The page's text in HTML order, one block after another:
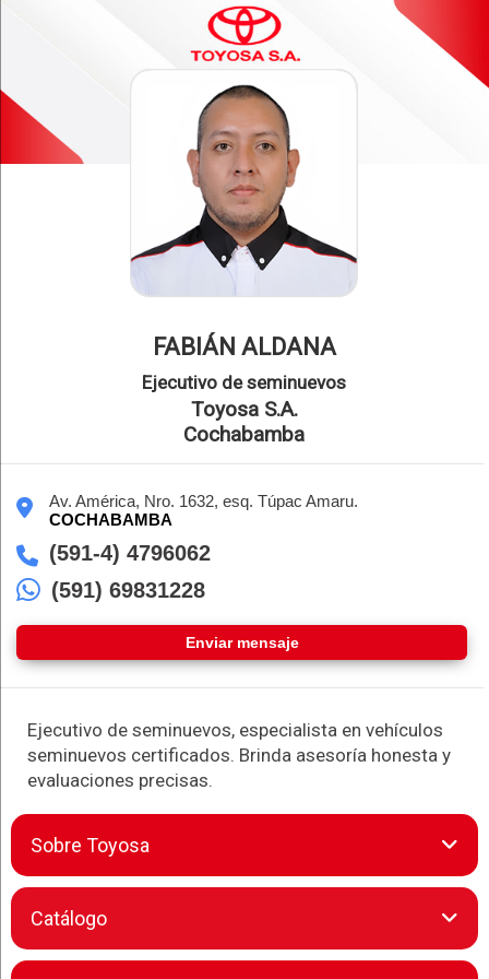
FABIÁN ALDANA
Ejecutivo de seminuevos
Toyosa S.A.
Cochabamba
Av. América, Nro. 1632, esq. Túpac Amaru.
COCHABAMBA
(591-4) 4796062
(591) 69831228
Enviar mensaje
Ejecutivo de seminuevos, especialista en vehículos
seminuevos certificados. Brinda asesoría honesta y
evaluaciones precisas.
Sobre Toyosa
Toyosa S.A. representa excelencia automotriz en el país.
Como distribuidor exclusivo de Toyota, ofrece una gama
completa de vehículos: desde modelos compactos como el
Catálogo